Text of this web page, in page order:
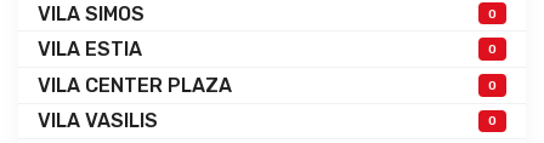
VILA SIMOS 0
VILA ESTIA 0
VILA CENTER PLAZA 0
VILA VASILIS 0